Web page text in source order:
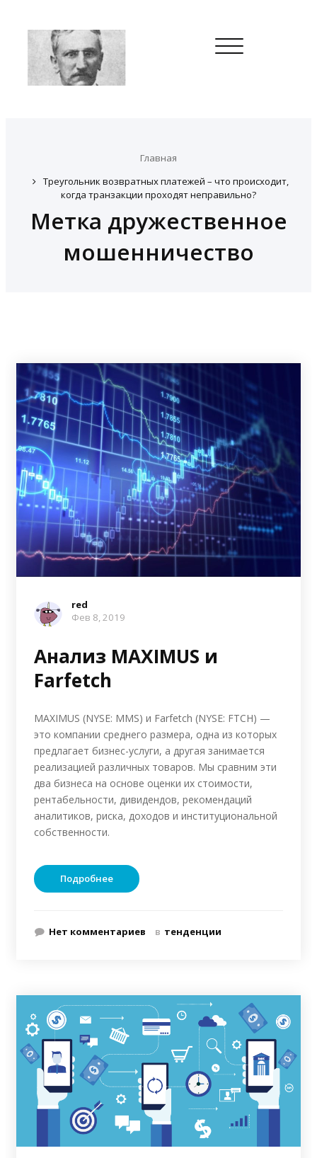
Toggle
navigation
Главная
Треугольник возвратных платежей – что происходит,
когда транзакции проходят неправильно?
Метка дружественное
мошенничество
red
Фев 8, 2019
Анализ MAXIMUS и
Farfetch
MAXIMUS (NYSE: MMS) и Farfetch (NYSE: FTCH) —
это компании среднего размера, одна из которых
предлагает бизнес-услуги, а другая занимается
реализацией различных товаров. Мы сравним эти
два бизнеса на основе оценки их стоимости,
рентабельности, дивидендов, рекомендаций
аналитиков, риска, доходов и институциональной
собственности.
Подробнее
Нет комментариев в тенденции